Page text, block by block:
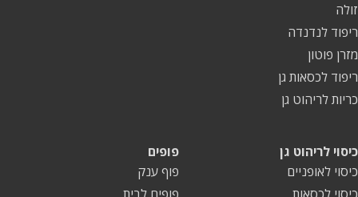
זולה
ריפוד לנדנדה
מזרן פוטון
ריפוד לכסאות גן
כריות לריהוט גן
פופים
פוף ענק
כיסוי לריהוט גן
כיסוי לאופניים